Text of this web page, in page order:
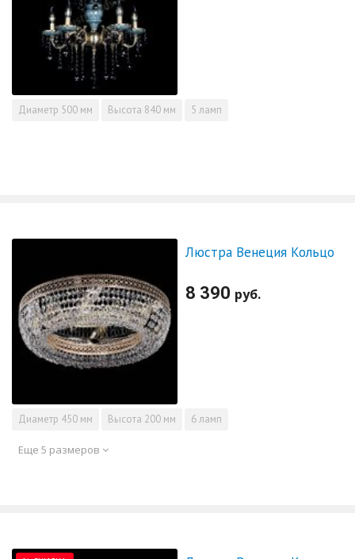
Диаметр 500 мм Высота 840 мм 5 ламп
Люстра Венеция Кольцо
8 390 руб.
Диаметр 450 мм Высота 200 мм 6 ламп
Еще 5 размеров